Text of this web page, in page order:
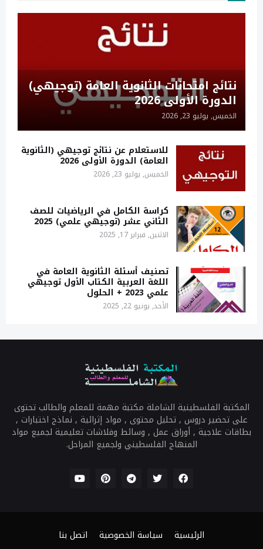
نتائج امتحانات الثانوية العامة (توجيهي)
الدورة الأولى 2026
الخميس, يوليو 23, 2026
للاستعلام عن نتائج توجيهي (الثانوية
العامة) الدورة الأولى 2026
الخميس, يوليو 23, 2026
كراسة الكامل في الرياضيات للصف
الثاني عشر (توجيهي علمي) 2025
الاثنين, فبراير 17, 2025
تصنيف أسئلة الثانوية العامة في
اللغة العربية الكتاب الأول توجيهي
علمي 2023 + الحلول
الأحد, يونيو 22, 2025
المكتبة الفلسطينية الشاملة مكتبة مهمة للمعلم والطالب تحتوى
على تحضير دروس , تحليل محتوى , مواد إثرائية , نماذج اختبارات ,
بطاقات علاجية , أوراق عمل , وسائط وفلاشات تعليمية لجميع مواد
المنهاج الفلسطيني ولجميع المراحل.
الرئيسية سياسة الخصوصية اتصل بنا